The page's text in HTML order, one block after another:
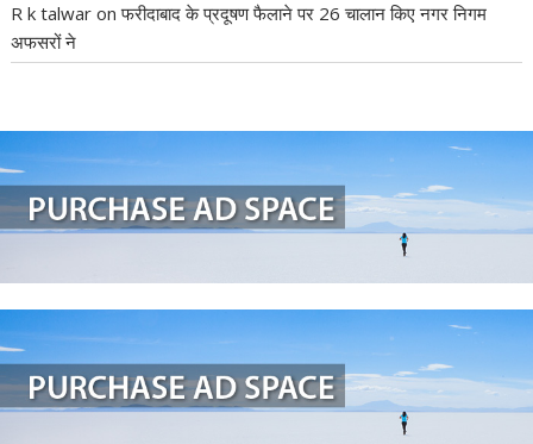
R k talwar onफरीदाबाद के प्रदूषण फैलाने पर 26 चालान किए नगर निगम
अफसरों ने